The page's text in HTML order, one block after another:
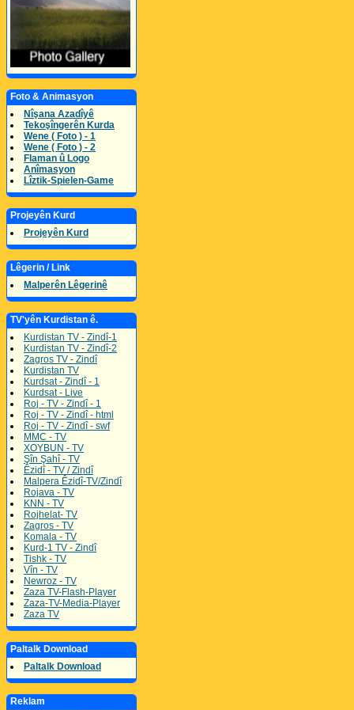
Foto & Animasyon
Nîşana Azadîyê
Tekoşîngerên Kurda
Wene ( Foto ) - 1
Wene ( Foto ) - 2
Flaman û Logo
Anîmasyon
Lîztik-Spielen-Game
Projeyên Kurd
Projeyên Kurd
Lêgerin / Link
Malperên Lêgerinê
TV'yên Kurdistan ê.
Kurdistan TV - Zindî-1
Kurdistan TV - Zindî-2
Zagros TV - Zindî
Kurdistan TV
Kurdsat - Zindî - 1
Kurdsat - Live
Roj - TV - Zindî - 1
Roj - TV - Zindî - html
Roj - TV - Zindî - swf
MMC - TV
XOYBUN - TV
Şîn Şahî - TV
Êzidî - TV / Zindî
Malpera Êzidî-TV/Zindî
Rojava - TV
KNN - TV
Rojhelat- TV
Zagros - TV
Komala - TV
Kurd-1 TV - Zindî
Tishk - TV
Vîn - TV
Newroz - TV
Zaza TV-Flash-Player
Zaza-TV-Media-Player
Zaza TV
Paltalk Download
Paltalk Download
Reklam